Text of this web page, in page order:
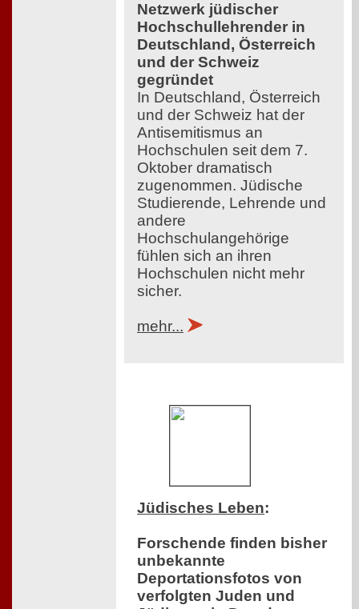
Netzwerk jüdischer
Hochschullehrender in
Deutschland, Österreich
und der Schweiz
gegründet
In Deutschland, Österreich
und der Schweiz hat der
Antisemitismus an
Hochschulen seit dem 7.
Oktober dramatisch
zugenommen. Jüdische
Studierende, Lehrende und
andere
Hochschulangehörige
fühlen sich an ihren
Hochschulen nicht mehr
sicher.
mehr...
Jüdisches Leben:
Forschende finden bisher
unbekannte
Deportationsfotos von
verfolgten Juden und